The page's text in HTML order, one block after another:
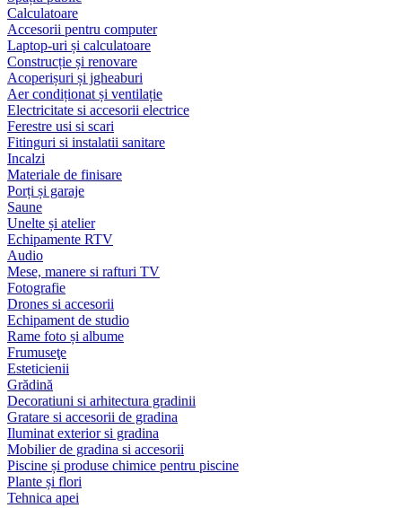
Calculatoare
Accesorii pentru computer
Laptop-uri și calculatoare
Construcție și renovare
Acoperișuri și jgheaburi
Aer condiționat și ventilație
Electricitate si accesorii electrice
Ferestre usi si scari
Fitinguri si instalatii sanitare
Incalzi
Materiale de finisare
Porți și garaje
Saune
Unelte și atelier
Echipamente RTV
Audio
Mese, manere si rafturi TV
Fotografie
Drones si accesorii
Echipament de studio
Rame foto și albume
Frumuseţe
Esteticienii
Grădină
Decoratiuni si arhitectura gradinii
Gratare si accesorii de gradina
Iluminat exterior si gradina
Mobilier de gradina si accesorii
Piscine și produse chimice pentru piscine
Plante și flori
Tehnica apei